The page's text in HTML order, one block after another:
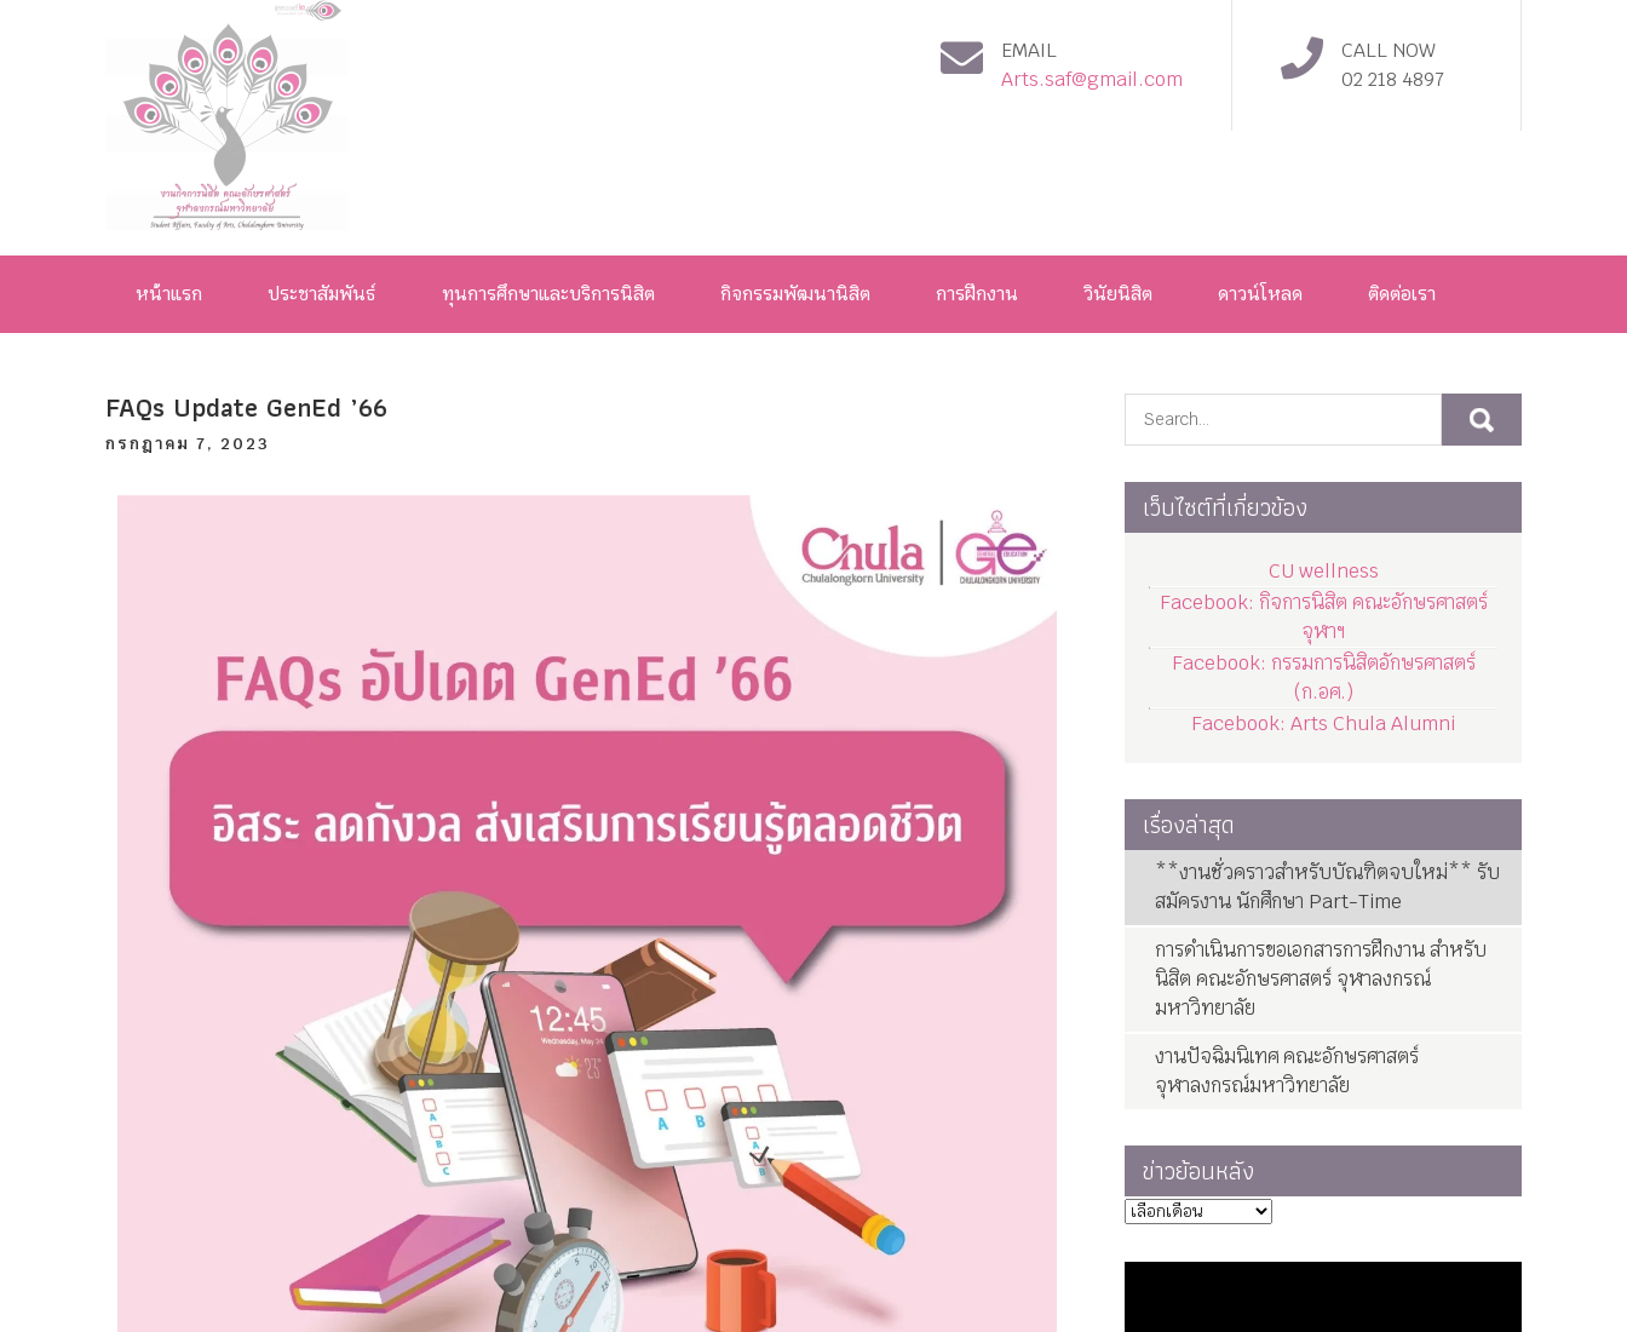
งานกิจการ
นิสิต คณะ
อักษรศาสตร์
จุฬาลงกรณ์
มหาวิทยาลัย
EMAIL
Arts.saf@gmail.com
CALL NOW
02 218 4897
หน้าแรก ประชาสัมพันธ์ ทุนการศึกษาและบริการนิสิต กิจกรรมพัฒนานิสิต การฝึกงาน วินัยนิสิต ดาวน์โหลด ติดต่อเรา
FAQs Update GenEd ’66
กรกฎาคม 7, 2023
เว็บไซต์ที่เกี่ยวข้อง
CU wellness
Facebook: กิจการนิสิต คณะอักษรศาสตร์
จุฬาฯ
Facebook: กรรมการนิสิตอักษรศาสตร์
(ก.อศ.)
Facebook: Arts Chula Alumni
เรื่องล่าสุด
**งานชั่วคราวสำหรับบัณฑิตจบใหม่** รับ
สมัครงาน นักศึกษา Part-Time
การดำเนินการขอเอกสารการฝึกงาน สำหรับ
นิสิต คณะอักษรศาสตร์ จุฬาลงกรณ์
มหาวิทยาลัย
งานปัจฉิมนิเทศ คณะอักษรศาสตร์
จุฬาลงกรณ์มหาวิทยาลัย
ข่าวย้อนหลัง